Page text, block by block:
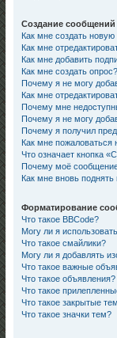
Создание сообщений
Как мне создать
Как мне
Как мне добавить
Как мне создать опрос?
Почему я не могу
Как мне
Почему мне
Почему я не могу
Почему я получил
Как мне
Что означает кнопка
Почему моё
Как мне вновь
Форматирование
Что такое BBCode?
Могу ли я
Что такое смайлики?
Могу ли я добавлять
Что такое важные
Что такое объявления?
Что такое
Что такое закрытые
Что такое значки тем?